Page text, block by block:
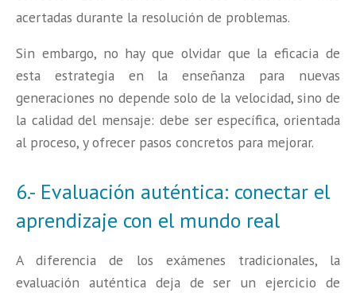
acertadas durante la resolución de problemas.
Sin embargo, no hay que olvidar que la eficacia de
esta estrategia en la enseñanza para nuevas
generaciones no depende solo de la velocidad, sino de
la calidad del mensaje: debe ser específica, orientada
al proceso, y ofrecer pasos concretos para mejorar.
6.- Evaluación auténtica: conectar el
aprendizaje con el mundo real
A diferencia de los exámenes tradicionales, la
evaluación auténtica deja de ser un ejercicio de